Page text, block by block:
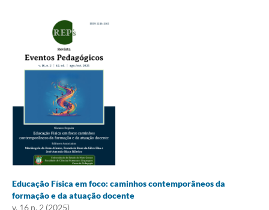
Educação Física em foco: caminhos contemporâneos da
formação e da atuação docente
v. 16 n. 2 (2025)